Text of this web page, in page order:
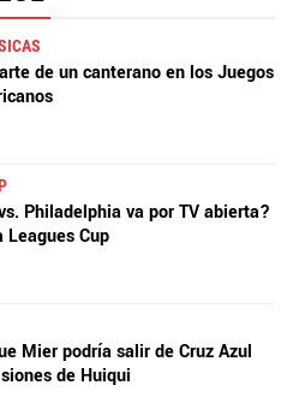
de un canterano en los Juegos
Philadelphia va por TV abierta?
Leagues Cup
Mier podría salir de Cruz Azul
de Huiqui